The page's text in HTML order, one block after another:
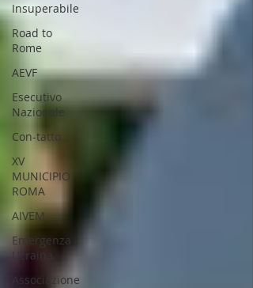
Insuperabile
Road to
Rome
AEVF
Esecutivo
Nazionale
Con-tatto
XV
MUNICIPIO
ROMA
AIVEM
Emergenza
Ucraina
Associazione